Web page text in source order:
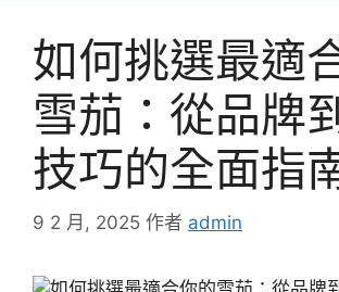
如何挑選最適
雪茄：從品牌
技巧的全面指
9 2 月, 2025 作者 admin